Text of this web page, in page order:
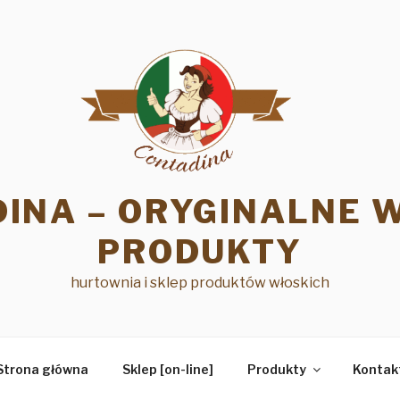
– ORYGINALNE
PRODUKTY
hurtownia i sklep produktów włoskich
główna Sklep [on-line] Produkty